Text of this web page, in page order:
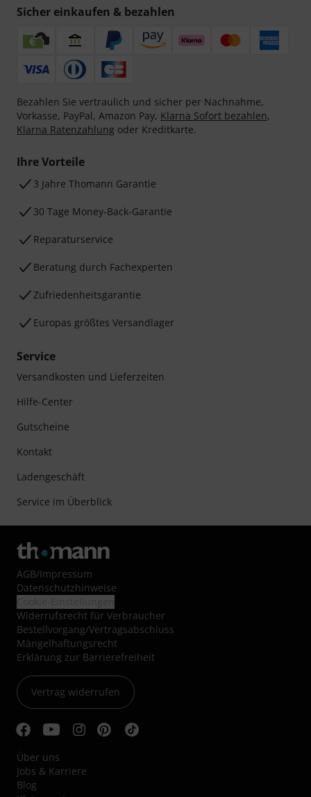
Sicher einkaufen & bezahlen
Bezahlen Sie vertraulich und sicher per Nachnahme,
Vorkasse, PayPal, Amazon Pay, Klarna Sofort bezahlen,
Klarna Ratenzahlung oder Kreditkarte.
Ihre Vorteile
3 Jahre Thomann Garantie
30 Tage Money-Back-Garantie
Reparaturservice
Beratung durch Fachexperten
Zufriedenheitsgarantie
Europas größtes Versandlager
Service
Versandkosten und Lieferzeiten
Hilfe-Center
Gutscheine
Kontakt
Ladengeschäft
Service im Überblick
AGB/Impressum
Datenschutzhinweise
Widerrufsrecht für Verbraucher
Bestellvorgang/Vertragsabschluss
Mängelhaftungsrecht
Erklärung zur Barrierefreiheit
Vertrag widerrufen
Über uns
Jobs & Karriere
Blog